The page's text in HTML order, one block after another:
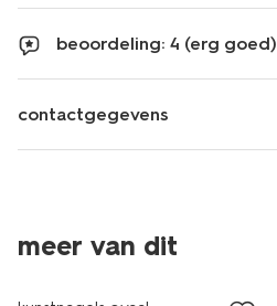
beoordeling: 4 (erg goed)
contactgegevens
meer van dit